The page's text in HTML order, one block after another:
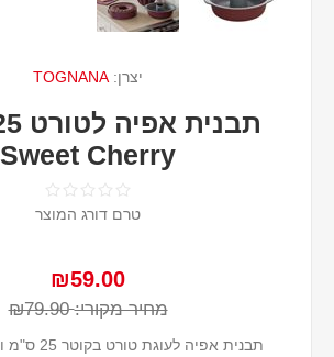
יצרן: TOGNANA
Sweet Cherry
טרם דורג המוצר
₪59.00
מחיר מקורי: ₪79.90